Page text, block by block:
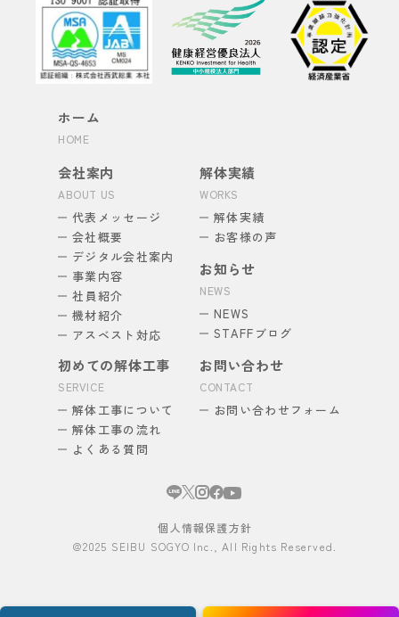
ホーム
HOME
会社案内
ABOUT US
代表メッセージ
会社概要
デジタル会社案内
事業内容
社員紹介
機材紹介
アスベスト対応
初めての解体工事
SERVICE
解体工事について
解体工事の流れ
よくある質問
解体実績
WORKS
解体実績
お客様の声
お知らせ
NEWS
NEWS
STAFFブログ
お問い合わせ
CONTACT
お問い合わせフォーム
個人情報保護方針
@2025 SEIBU SOGYO Inc., All Rights Reserved.